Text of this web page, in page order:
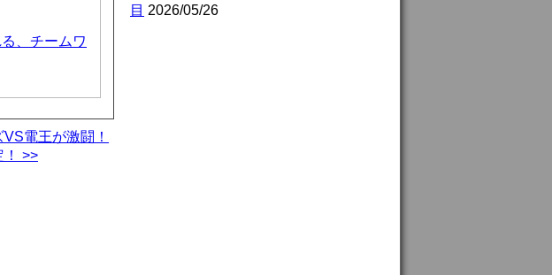
、チームワ
電王が激闘！
！ >>
目 2026/05/26